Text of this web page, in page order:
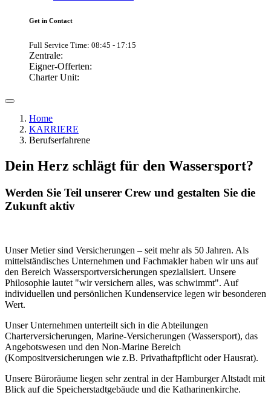
Get in Contact
Full Service Time: 08:45 - 17:15
Zentrale:
Eigner-Offerten:
Charter Unit:
Home
KARRIERE
Berufserfahrene
Dein Herz schlägt für den Wassersport?
Werden Sie Teil unserer Crew und gestalten Sie die
Zukunft aktiv
Unser Metier sind Versicherungen – seit mehr als 50 Jahren. Als
mittelständisches Unternehmen und Fachmakler haben wir uns auf
den Bereich Wassersportversicherungen spezialisiert. Unsere
Philosophie lautet "wir versichern alles, was schwimmt". Auf
individuellen und persönlichen Kundenservice legen wir besonderen
Wert.
Unser Unternehmen unterteilt sich in die Abteilungen
Charterversicherungen, Marine-Versicherungen (Wassersport), das
Angebotswesen und den Non-Marine Bereich
(Kompositversicherungen wie z.B. Privathaftpflicht oder Hausrat).
Unsere Büroräume liegen sehr zentral in der Hamburger Altstadt mit
Blick auf die Speicherstadtgebäude und die Katharinenkirche.